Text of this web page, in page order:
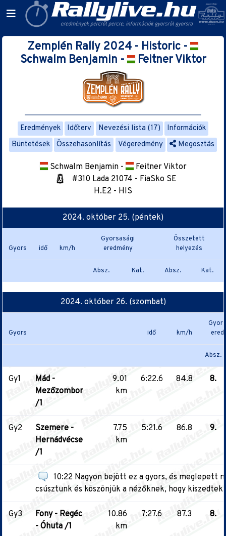
Zemplén Rally 2024 - Historic -
Schwalm Benjamin -
Feitner Viktor
Eredmények Időterv Nevezési lista (17)
Információk
Büntetések
Összehasonlítás Végeredmény Megosztás
Schwalm Benjamin -
Feitner Viktor
#310 Lada 21074 - FiaSko SE
H.E2 - HIS
2024. október 25. (péntek)
Gyors idő km/h
Gyorsasági
eredmény
Összetett
helyezés
Absz. Kat. Absz. Kat.
2024. október 26. (szombat)
Gyors idő km/h
Absz.
Gy1
Mád -
Mezőzombor
/1
9.01
km
6:22.6 84.8 8.
Gy2
Szemere -
Hernádvécse
/1
7.75
km
5:21.6 86.8 9.
10:22 Nagyon bejött ez a gyors, és meglepett
csúsztunk és köszönjük a nézőknek, hogy kiszedtek.
Gy3
Fony - Regéc
- Óhuta /1
10.86
km
7:27.6 87.3 8.